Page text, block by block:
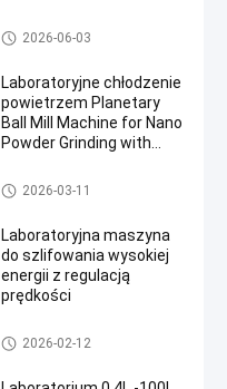
planetarny młyn kulowy
2026-06-03
Laboratoryjne chłodzenie
powietrzem Planetary
Ball Mill Machine for Nano
Powder Grinding with
planetarny młyn kulowy
2026-03-11
Laboratoryjna maszyna
do szlifowania wysokiej
energii z regulacją
prędkości
planetarny młyn kulowy
2026-02-12